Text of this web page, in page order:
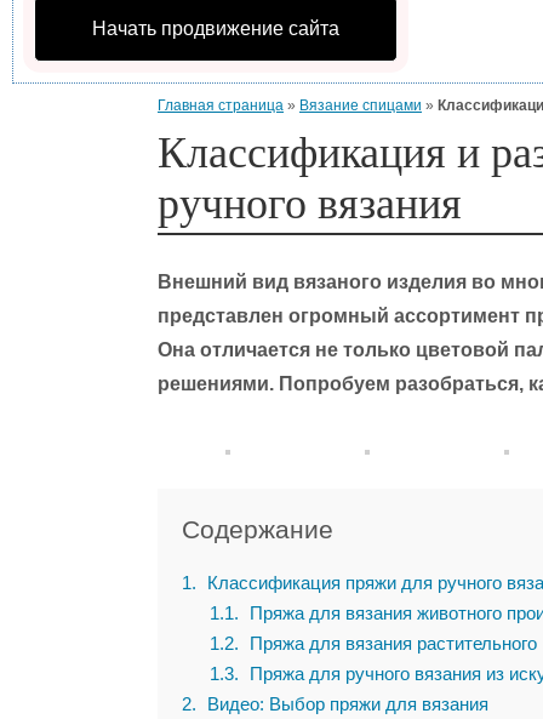
Начать продвижение сайта
Главная страница » Вязание спицами »
Классификация и
ручного вязания
Внешний вид вязаного изделия во
представлен огромный ассортимент
Она отличается не только цветовой
решениями. Попробуем разобраться,
Содержание
1
Классификация пряжи для ручного
1.1
Пряжа для вязания животного
1.2
Пряжа для вязания
1.3
Пряжа для ручного вязания из
2
Видео: Выбор пряжи для вязания